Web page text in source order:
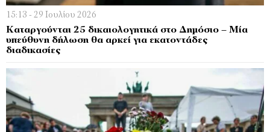
15:13 - 29 Ιουλίου 2026
Καταργούνται 25 δικαιολογητικά στο Δημόσιο – Μία
υπεύθυνη δήλωση θα αρκεί για εκατοντάδες
διαδικασίες